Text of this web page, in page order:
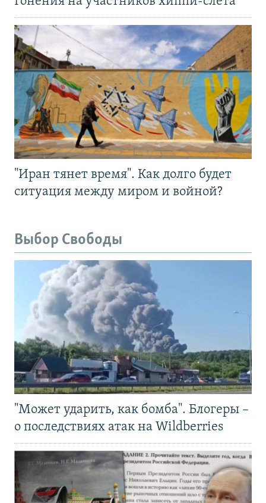
"Иран тянет время". Как долго будет
ситуация между миром и войной?
Выбор Свободы
"Может ударить, как бомба". Блогеры –
о последствиях атак на Wildberries